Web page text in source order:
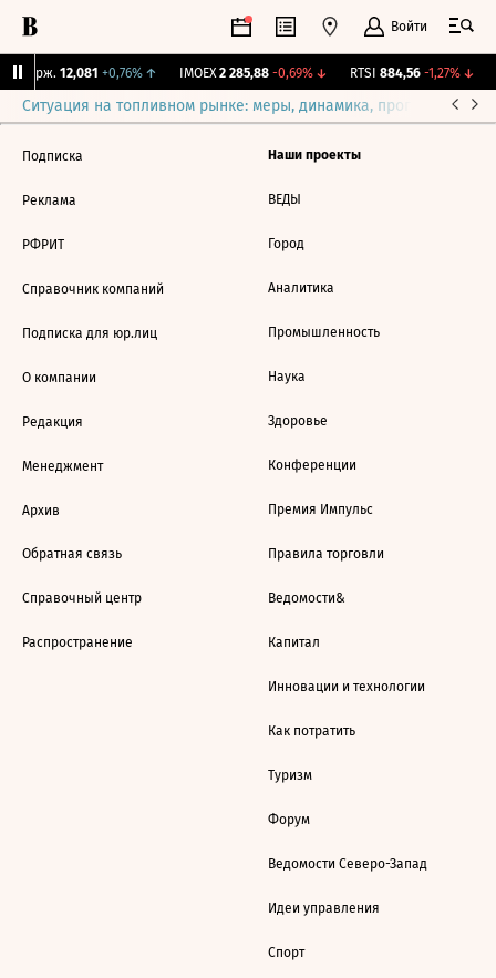
Войти
Бирж. 12,081 +0,76%↑ IMOEX 2 285,88 -0,69%↓ RTSI 884,56 -1,27%↓
Ситуация на топливном рынке: меры, динамика, прогнозы
Подписка
Реклама
РФРИТ
Справочник компаний
Подписка для юр.лиц
О компании
Редакция
Менеджмент
Архив
Обратная связь
Справочный центр
Распространение
Наши проекты
ВЕДЫ
Город
Аналитика
Промышленность
Наука
Здоровье
Конференции
Премия Импульс
Правила торговли
Ведомости&
Капитал
Инновации и технологии
Как потратить
Туризм
Форум
Ведомости Северо-Запад
Идеи управления
Спорт